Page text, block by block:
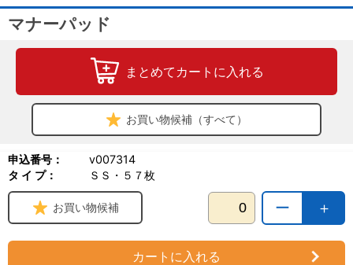
マナーパッド
まとめてカートに入れる
お買い物候補（すべて）
申込番号：
v007314
タ イ プ：
ＳＳ・５７枚
＋
ー
お買い物候補
カートに入れる